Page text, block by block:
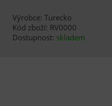
Výrobce: Turecko
Kód zboží: RV0000
Dostupnost: skladem